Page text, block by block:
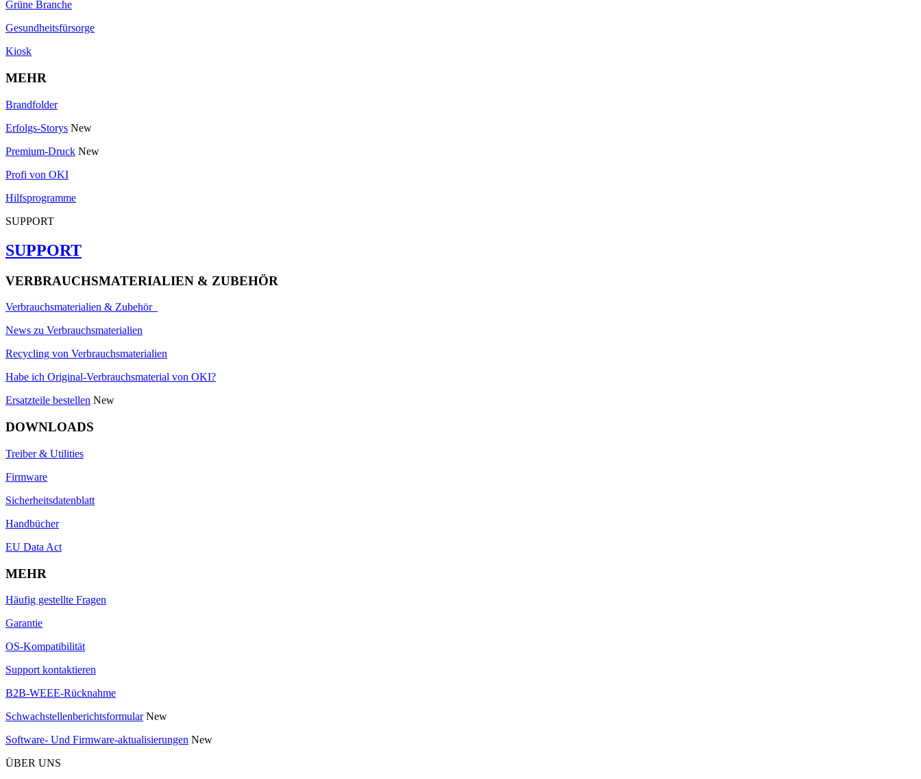
Grüne Branche
Gesundheitsfürsorge
Kiosk
MEHR
Brandfolder
Erfolgs-Storys New
Premium-Druck New
Profi von OKI
Hilfsprogramme
SUPPORT
SUPPORT
VERBRAUCHSMATERIALIEN & ZUBEHÖR
Verbrauchsmaterialien & Zubehör
News zu Verbrauchsmaterialien
Recycling von Verbrauchsmaterialien
Habe ich Original-Verbrauchsmaterial von OKI?
Ersatzteile bestellen New
DOWNLOADS
Treiber & Utilities
Firmware
Sicherheitsdatenblatt
Handbücher
EU Data Act
MEHR
Häufig gestellte Fragen
Garantie
OS-Kompatibilität
Support kontaktieren
B2B-WEEE-Rücknahme
Schwachstellenberichtsformular New
Software- Und Firmware-aktualisierungen New
ÜBER UNS